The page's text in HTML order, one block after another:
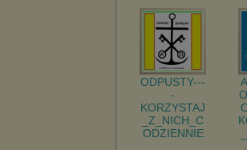
ODPUSTY---
-
KORZYSTAJ
_Z_NICH_C
ODZIENNIE